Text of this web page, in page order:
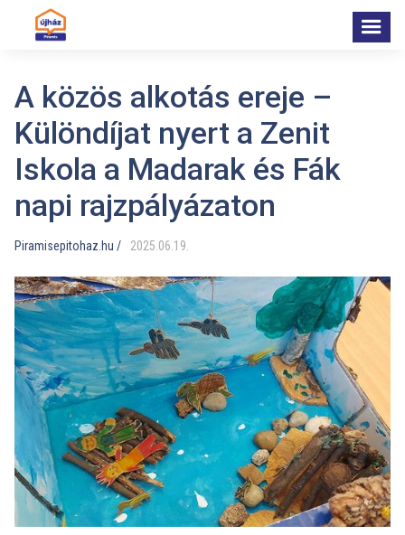
A közös alkotás ereje –
Különdíjat nyert a Zenit
Iskola a Madarak és Fák
napi rajzpályázaton
Piramisepitohaz.hu / 2025 06 19